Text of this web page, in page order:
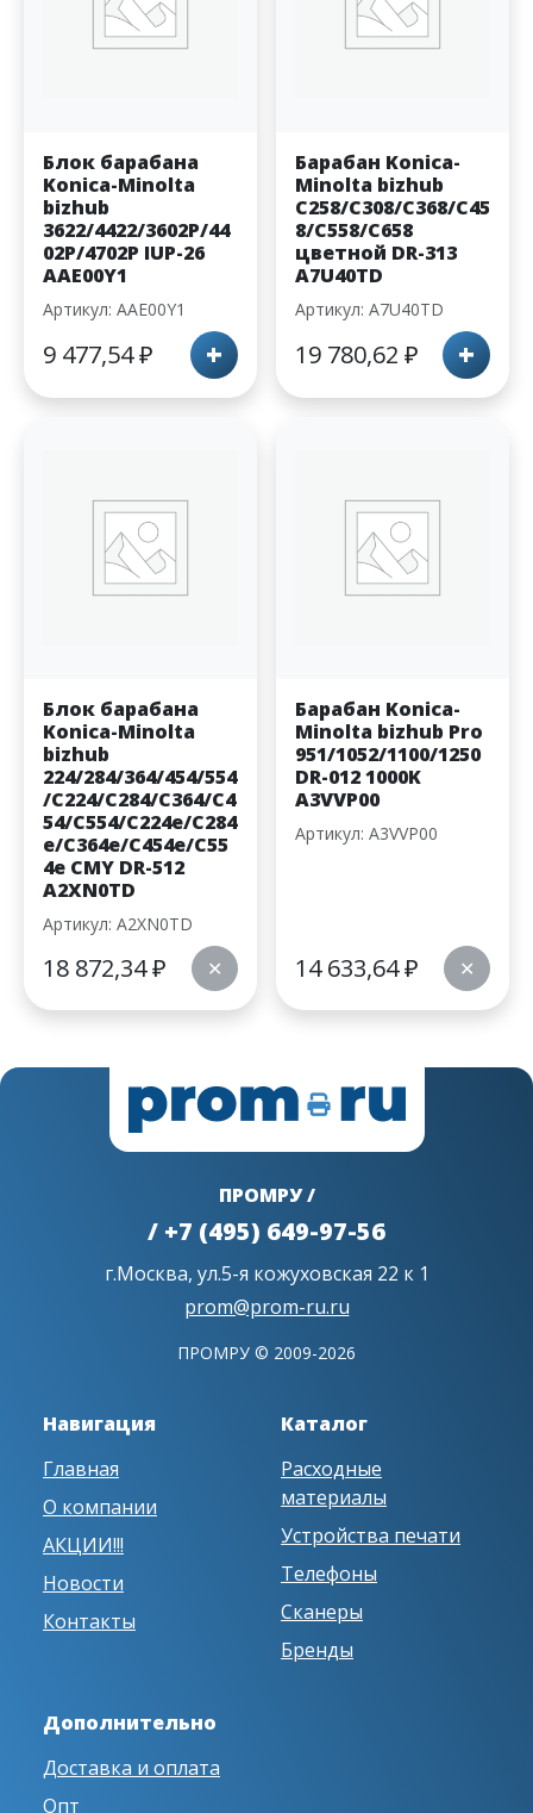
Блок барабана
Konica-Minolta
bizhub
3622/4422/3602P/44
02P/4702P IUP-26
AAE00Y1
Артикул: AAE00Y1
9 477,54₽ +
Барабан Konica-
Minolta bizhub
C258/C308/C368/C45
8/C558/C658
цветной DR-313
A7U40TD
Артикул: A7U40TD
19 780,62 ₽ +
Блок барабана
Konica-Minolta
bizhub
224/284/364/454/554
/C224/C284/C364/C4
54/C554/C224e/C284
e/C364e/C454e/C55
4e CMY DR-512
A2XN0TD
Артикул: A2XN0TD
18 872,34₽ ✕
Барабан Konica-
Minolta bizhub Pro
951/1052/1100/1250
DR-012 1000K
A3VVP00
Артикул: A3VVP00
14 633,64₽ ✕
ПРОМРУ /
/ +7 (495) 649-97-56
г.Москва, ул.5-я кожуховская 22 к 1
prom@prom-ru.ru
ПРОМРУ © 2009-2026
Навигация
Главная
О компании
АКЦИИ!!!
Новости
Контакты
Каталог
Расходные
материалы
Устройства печати
Телефоны
Сканеры
Бренды
Дополнительно
Доставка и оплата
Опт